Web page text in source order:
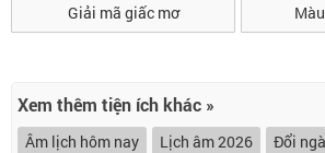
Giải mã giấc mơ
Xem thêm tiện ích khác »
Âm lịch hôm nay Lịch âm 2026
Đổi